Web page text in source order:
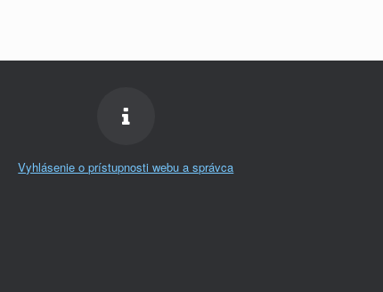
Vyhlásenie o prístupnosti webu a správca